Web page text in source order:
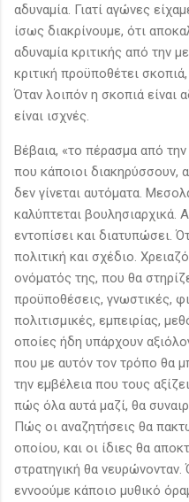
αδυναμία. Γιατί αγώνες
ίσως διακρίνουμε, ότι
αδυναμία κριτικής από την
κριτική προϋποθέτει
Όταν λοιπόν η σκοπιά είναι
είναι ισχνές.
Βέβαια, «το πέρασμα από την
που κάποιοι διακηρύσσουν,
δεν γίνεται αυτόματα.
καλύπτεται βουλησιαρχικά.
εντοπίσει και διατυπώσει.
πολιτική και σχέδιο.
ονόματός της, που θα
προϋποθέσεις, γνωστικές,
πολιτισμικές, εμπειρίας,
οποίες ήδη υπάρχουν
που με αυτόν τον τρόπο θα
την εμβέλεια που τους
πώς όλα αυτά μαζί, θα
Πώς οι αναζητήσεις θα
οποίου, και οι ίδιες θα
στρατηγική θα νευρώνονταν.
εννοούμε κάποιο μυθικό